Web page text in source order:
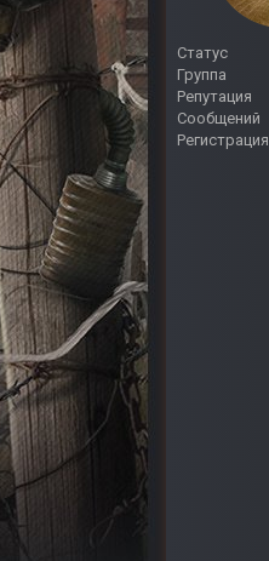
Статус
Группа
Репутация
Сообщений
Регистрация